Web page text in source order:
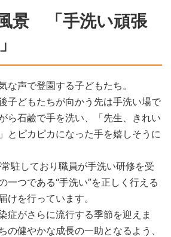
景 「手洗い頑張
な声で登園する子どもたち。
子どもたちが向かう先は手洗い場で
ら石鹼で手を洗い、「先生、きれい
とピカピカになった手を嬉しそうに
駐しており職員が手洗い研修を受
一つである“手洗い”を正しく行える
けを行っています。
症がさらに流行する季節を迎えま
の健やかな成長の一助となるよう、